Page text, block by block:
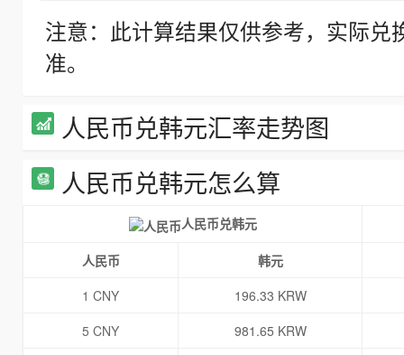
注意：此计算结果仅供参考，实际
准。
人民币兑韩元汇率走势图
人民币兑韩元怎么算
人民币兑韩元
人民币
韩元
1 CNY
196.33 KRW
5 CNY
981.65 KRW